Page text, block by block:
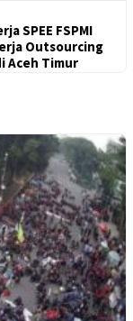
SPEE FSPMI
Outsourcing
Aceh Timur